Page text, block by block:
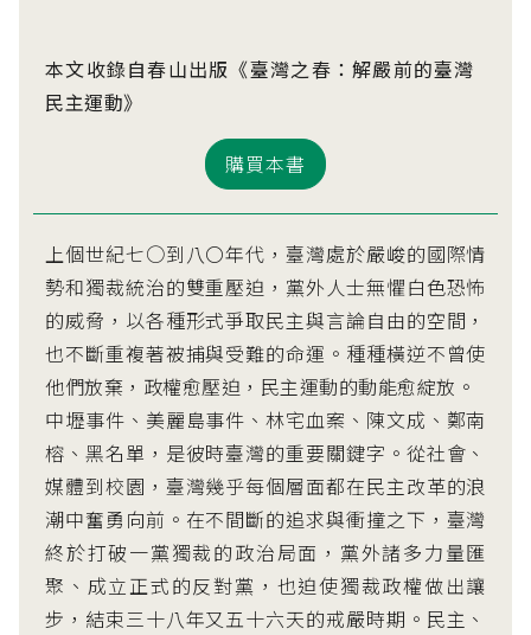
本文收錄自春山出版《臺灣之春：解嚴前的臺灣
民主運動》
購買本書
上個世紀七○到八〇年代，臺灣處於嚴峻的國際情
勢和獨裁統治的雙重壓迫，黨外人士無懼白色恐怖
的威脅，以各種形式爭取民主與言論自由的空間，
也不斷重複著被捕與受難的命運。種種橫逆不曾使
他們放棄，政權愈壓迫，民主運動的動能愈綻放。
中壢事件、美麗島事件、林宅血案、陳文成、鄭南
榕、黑名單，是彼時臺灣的重要關鍵字。從社會、
媒體到校園，臺灣幾乎每個層面都在民主改革的浪
潮中奮勇向前。在不間斷的追求與衝撞之下，臺灣
終於打破一黨獨裁的政治局面，黨外諸多力量匯
聚、成立正式的反對黨，也迫使獨裁政權做出讓
步，結束三十八年又五十六天的戒嚴時期。民主、